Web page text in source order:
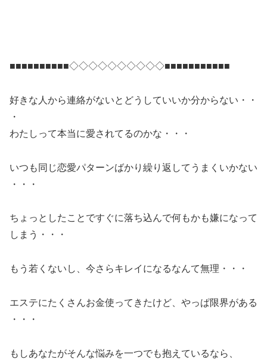
■■■■■■■■■■◇◇◇◇◇◇◇◇◇◇■■■■■■■■■■■
好きな人から連絡がないとどうしていいか分からない・・
・
わたしって本当に愛されてるのかな・・・
いつも同じ恋愛パターンばかり繰り返してうまくいかない
・・・
ちょっとしたことですぐに落ち込んで何もかも嫌になって
しまう・・・
もう若くないし、今さらキレイになるなんて無理・・・
エステにたくさんお金使ってきたけど、やっぱ限界がある
・・・
もしあなたがそんな悩みを一つでも抱えているなら、